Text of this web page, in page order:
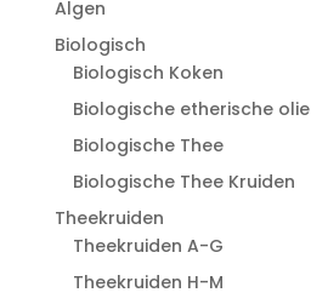
Algen
Biologisch
Biologisch Koken
Biologische etherische olie
Biologische Thee
Biologische Thee Kruiden
Theekruiden
Theekruiden A-G
Theekruiden H-M